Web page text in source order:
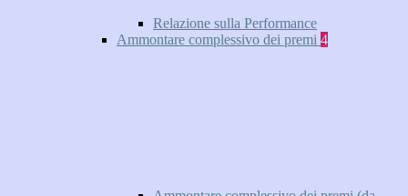
Relazione sulla Performance
Ammontare complessivo dei premi 4